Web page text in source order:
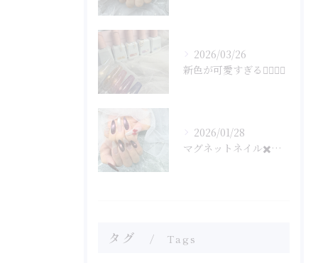
2026/03/26
新色が可愛すぎる🤦‍♀️🤦‍♀️
2026/01/28
マグネットネイル✖️フラッシュネイル
タグ Tags